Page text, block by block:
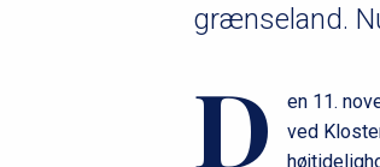
grænseland.
D
en 11.
ved